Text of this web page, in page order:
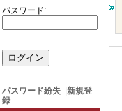
パスワード:
パスワード紛失
新規登
録